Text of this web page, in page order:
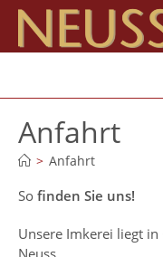
Zum
Inhalt
springen
Anfahrt
> Anfahrt
So finden Sie uns!
Unsere Imkerei liegt